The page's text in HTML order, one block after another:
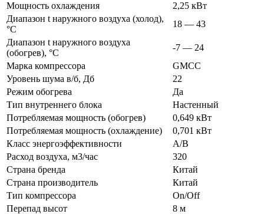
Мощность охлаждения
2,25 кВт
Диапазон t наружного воздуха (холод),
°C
18 — 43
Диапазон t наружного воздуха
(обогрев), °C
-7 — 24
Марка компрессора
GMCC
Уровень шума в/б, Дб
22
Режим обогрева
Да
Тип внутреннего блока
Настенный
Потребляемая мощность (обогрев)
0,649 кВт
Потребляемая мощность (охлаждение)
0,701 кВт
Класс энергоэффективности
A/B
Расход воздуха, м3/час
320
Страна бренда
Китай
Страна производитель
Китай
Тип компрессора
On/Off
Перепад высот
8 м